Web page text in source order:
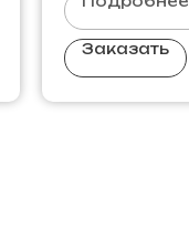
Заказать